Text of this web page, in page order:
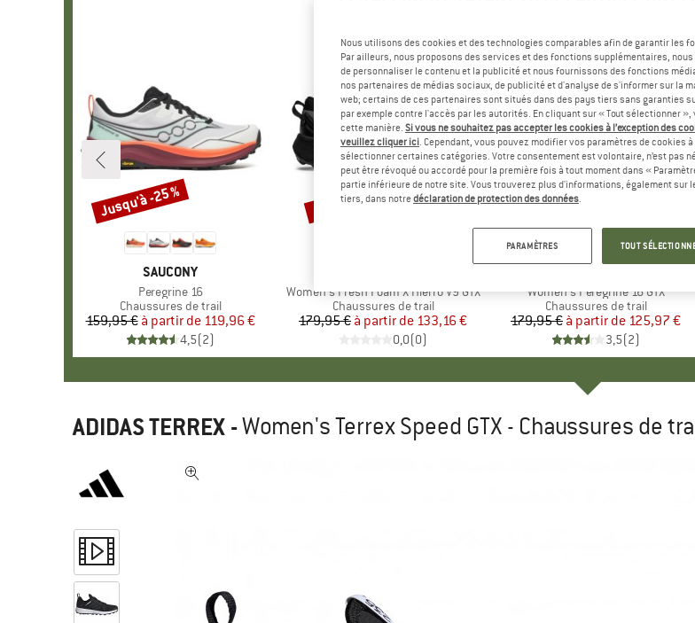
MARQUE
SAUCONY
Article
Peregrine 16
Product group
Chaussures de trail
Prix
159,95 € Prix réduit
à partir de 119,96 €
4,5(2)
Remise
Jusqu'à -25 %
Article
Women's Fresh Foam X Hierro V9 GTX
Product group
Chaussures de trail
Prix
179,95 € Prix réduit
à partir de 133,16 €
0,0(0)
Remise
Jusqu'à -26 %
Article
Women's Peregrine 16 GTX
Product group
Chaussures de trail
Prix
179,95 € Prix réduit
à partir de 125,97 €
3,5(2)
Remise
Jusqu'à -30 %
ADIDAS TERREX -Women's Terrex Speed GTX - Chaussures de
Nous utilisons des cookies et des technologies comparables afin de garantir les
Par ailleurs, nous proposons des services et des fonctions supplémentaires,
de personnaliser le contenu et la publicité et nous fournissons des fonctions
nos partenaires de médias sociaux, de publicité et d'analyse de s'informer sur la
web; certains de ces partenaires sont situés dans des pays tiers sans garanties
par exemple contre l'accès par les autorités. En cliquant sur « Tout sélectionner
cette manière. Si vous ne souhaitez pas accepter les cookies à l’exception des
veuillez cliquer ici. Cependant, vous pouvez modifier vos paramètres de cookies
sélectionner certaines catégories. Votre consentement est volontaire, n’est pas
peut être révoqué ou accordé pour la première fois à tout moment dans «
partie inférieure de notre site. Vous trouverez plus d'informations, également sur
tiers, dans notredéclaration de protection des données.
PARAMÈTRES TOUT